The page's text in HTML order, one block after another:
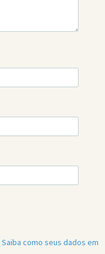
Saiba como seus dados em